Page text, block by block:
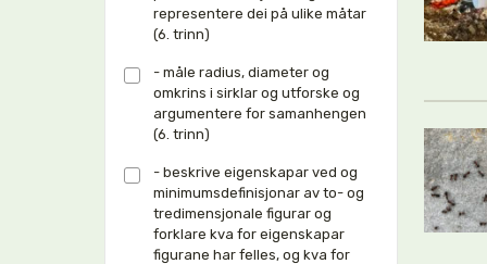
representere dei på ulike måtar
(6. trinn)
- måle radius, diameter og
omkrins i sirklar og utforske og
argumentere for samanhengen
(6. trinn)
- beskrive eigenskapar ved og
minimumsdefinisjonar av to- og
tredimensjonale figurar og
forklare kva for eigenskapar
figurane har felles, og kva for